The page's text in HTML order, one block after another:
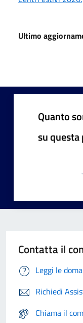
Ultimo
Quanto
su questa
Contatta il
Leggi le
Richiedi
Chiama il